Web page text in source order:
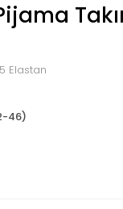
Elastan
46)